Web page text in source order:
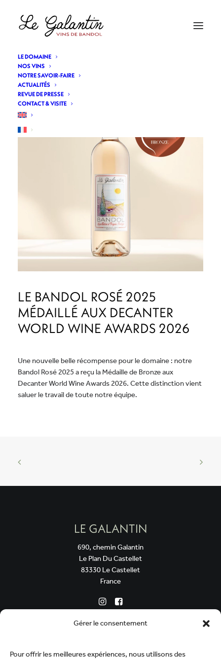
Gérer le consentement
Pour offrir les meilleures expériences, nous utilisons des
LE DOMAINE
NOS VINS
NOTRE SAVOIR-FAIRE
ACTUALITÉS
REVUE DE PRESSE
CONTACT & VISITE
LE BANDOL ROSÉ 2025
MÉDAILLÉ AUX DECANTER
WORLD WINE AWARDS 2026
Une nouvelle belle récompense pour le domaine : notre
Bandol Rosé 2025 a reçu la Médaille de Bronze aux
Decanter World Wine Awards 2026. Cette distinction vient
saluer le travail de toute notre équipe.
LE GALANTIN
690, chemin Galantin
Le Plan Du Castellet
83330 Le Castellet
France
Le domaine
Contact